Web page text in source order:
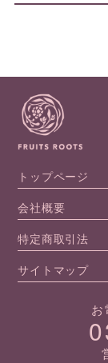
トップページ
会社概要
特定商取引法
サイトマップ
お